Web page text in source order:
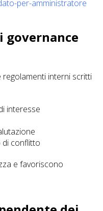
per-amministratore
governance
interni scritti
interesse
di conflitto
e favoriscono